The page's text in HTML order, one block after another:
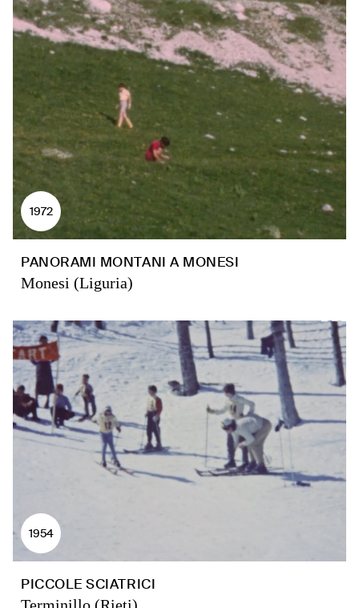
1972
PANORAMI MONTANI A MONESI
Monesi (Liguria)
1954
PICCOLE SCIATRICI